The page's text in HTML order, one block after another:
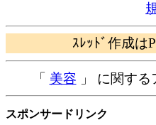
ｽﾚｯﾄﾞ作成は
「 美容 」 に関す
スポンサードリンク